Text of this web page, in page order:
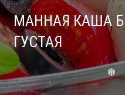
МАННАЯ КАША
ГУСТАЯ